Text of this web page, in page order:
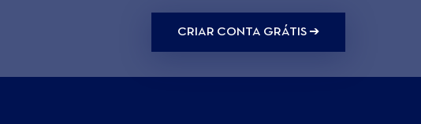
CRIAR CONTA GRÁTIS ➔